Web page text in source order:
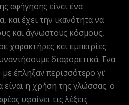
αφήγησης είναι ένα
και έχει την ικανότητα να
και άγνωστους κόσμους,
χαρακτήρες και εμπειρίες
διαφορετικά. Ένα
έπληξαν περισσότερο γι’
είναι η χρήση της γλώσσας, ο
υφαίνει τις λέξεις